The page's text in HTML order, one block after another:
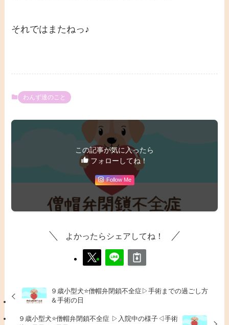
それではまたねっ♪
わんず達のこと
この記事が気に入ったら
フォローしてね！
Follow Me
よかったらシェアしてね！
９歳小型犬⭐僧帽弁閉鎖不全症▷手術までの過ごし方
＆手術の日
９歳小型犬⭐僧帽弁閉鎖不全症 ▷入院中の様子◁手術